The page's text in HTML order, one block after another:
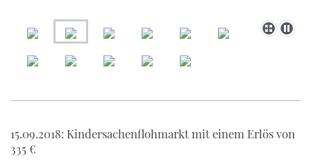
15.09.2018: Kindersachenflohmarkt mit einem Erlös von
335 €